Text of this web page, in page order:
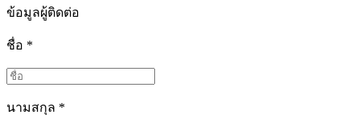
ข้อมูลผู้ติดต่อ
ชื่อ *
นามสกุล *